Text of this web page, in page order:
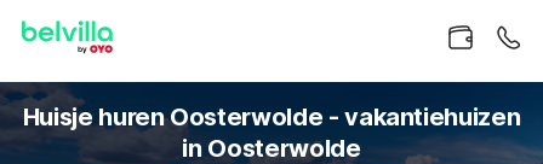
Huisje huren Oosterwolde - vakantiehuizen
in Oosterwolde